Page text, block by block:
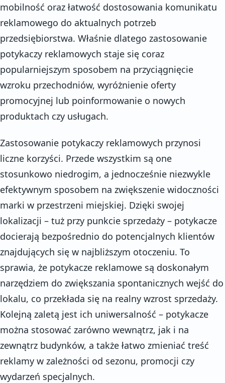
mobilność oraz łatwość dostosowania komunikatu
reklamowego do aktualnych potrzeb
przedsiębiorstwa. Właśnie dlatego zastosowanie
potykaczy reklamowych staje się coraz
popularniejszym sposobem na przyciągnięcie
wzroku przechodniów, wyróżnienie oferty
promocyjnej lub poinformowanie o nowych
produktach czy usługach.
Zastosowanie potykaczy reklamowych przynosi
liczne korzyści. Przede wszystkim są one
stosunkowo niedrogim, a jednocześnie niezwykle
efektywnym sposobem na zwiększenie widoczności
marki w przestrzeni miejskiej. Dzięki swojej
lokalizacji – tuż przy punkcie sprzedaży – potykacze
docierają bezpośrednio do potencjalnych klientów
znajdujących się w najbliższym otoczeniu. To
sprawia, że potykacze reklamowe są doskonałym
narzędziem do zwiększania spontanicznych wejść do
lokalu, co przekłada się na realny wzrost sprzedaży.
Kolejną zaletą jest ich uniwersalność – potykacze
można stosować zarówno wewnątrz, jak i na
zewnątrz budynków, a także łatwo zmieniać treść
reklamy w zależności od sezonu, promocji czy
wydarzeń specjalnych.